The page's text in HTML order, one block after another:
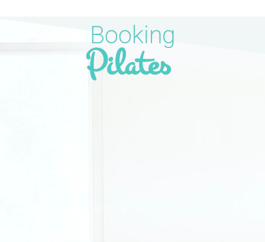
Booking
Pilates